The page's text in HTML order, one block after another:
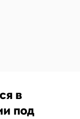
в
под